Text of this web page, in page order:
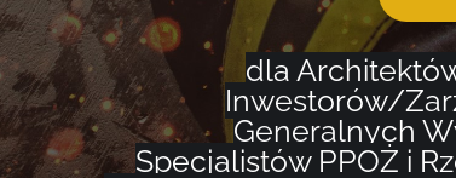
dla
Inwestorów/
Generalnych
Specjalistów PPOŻ i